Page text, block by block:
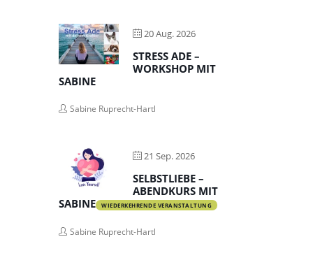
20 Aug. 2026
STRESS ADE –
WORKSHOP MIT
SABINE
Sabine Ruprecht-Hartl
21 Sep. 2026
SELBSTLIEBE –
ABENDKURS MIT
SABINE
WIEDERKEHRENDE VERANSTALTUNG
Sabine Ruprecht-Hartl